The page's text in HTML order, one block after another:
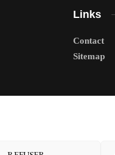
Links
Contact
Sitemap